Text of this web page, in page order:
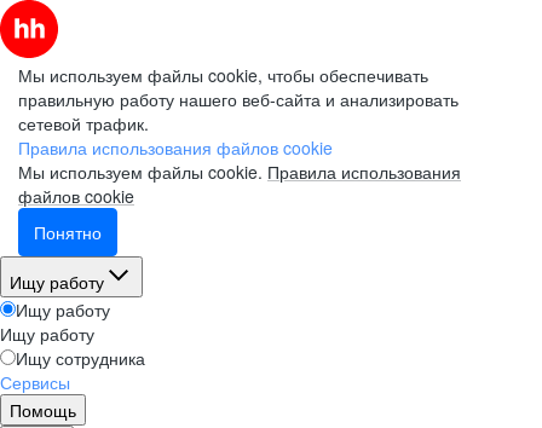
Мы используем файлы cookie, чтобы обеспечивать
правильную работу нашего веб-сайта и анализировать
сетевой трафик.
Правила использования файлов cookie
Мы используем файлы cookie. Правила использования
файлов cookie
Понятно
Ищу работу
Ищу работу
Ищу работу
Ищу сотрудника
Сервисы
Помощь